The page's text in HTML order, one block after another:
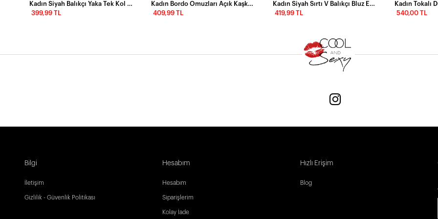
399,99 TL
409,99 TL
419,99 TL
Kadın Tokalı
540,00 TL
Bilgi
İletişim
Gizlilik - Güvenlik Politikası
Hesabım
Hesabım
Siparişlerim
Kolay İade
Hızlı Erişim
Blog